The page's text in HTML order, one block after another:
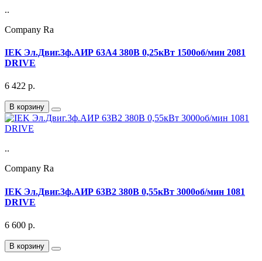
..
Company Ra
IEK Эл.Двиг.3ф.АИР 63A4 380В 0,25кВт 1500об/мин 2081
DRIVE
6 422 р.
В корзину
..
Company Ra
IEK Эл.Двиг.3ф.АИР 63B2 380В 0,55кВт 3000об/мин 1081
DRIVE
6 600 р.
В корзину